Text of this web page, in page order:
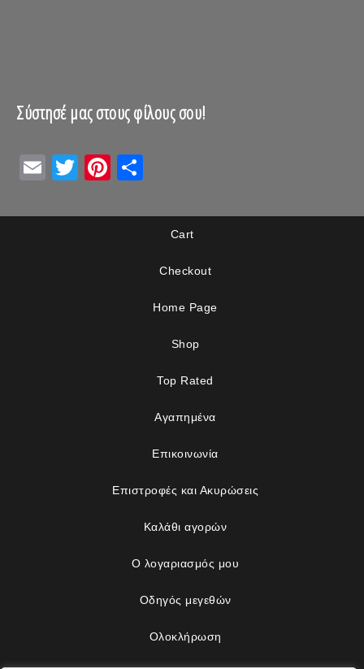
Σύστησέ μας στους φίλους σου!
EmailTwitterPinterest
Cart
Checkout
Home Page
Shop
Top Rated
Αγαπημένα
Επικοινωνία
Επιστροφές και Ακυρώσεις
Καλάθι αγορών
Ο λογαριασμός μου
Οδηγός μεγεθών
Ολοκλήρωση